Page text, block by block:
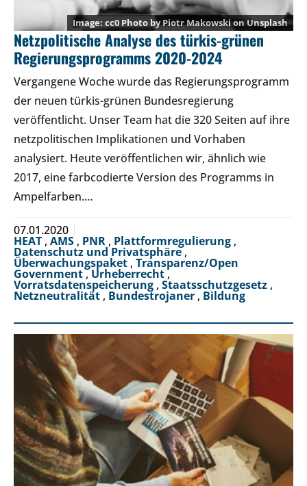
cc0 Photo byPiotr Makowskion Unsplash
Netzpolitische Analyse des türkis-grünen
Regierungsprogramms 2020-2024
Vergangene Woche wurde das Regierungsprogramm
der neuen türkis-grünen Bundesregierung
veröffentlicht. Unser Team hat die 320 Seiten auf ihre
netzpolitischen Implikationen und Vorhaben
analysiert. Heute veröffentlichen wir, ähnlich wie
2017, eine farbcodierte Version des Programms in
Ampelfarben.…
07.01.2020
HEAT , AMS , PNR , Plattformregulierung ,
Datenschutz und Privatsphäre,
Überwachungspaket , Transparenz/Open
Government,Urheberrecht,
Vorratsdatenspeicherung , Staatsschutzgesetz ,
Netzneutralität , Bundestrojaner , Bildung